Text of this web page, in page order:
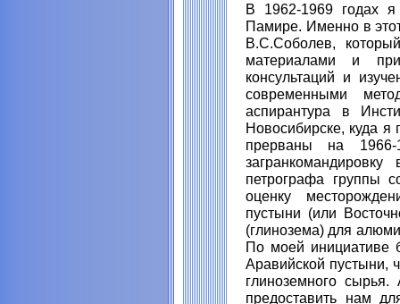
В 1962-1969 годах
Памире. Именно в
В.С.Соболев,
материалами и
консультаций и
современными
аспирантура в
Новосибирске, куда
прерваны на
петрографа группы
оценку
пустыни (или
(глинозема) для
По моей инициативе
Аравийской пустыни,
глиноземного
предоставить нам